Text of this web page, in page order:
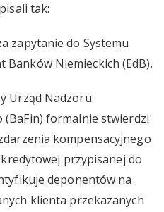
tak:
zapytanie do Systemu
Banków Niemieckich (EdB).
Urząd Nadzoru
(BaFin) formalnie stwierdzi
kompensacyjnego
przypisanej do
deponentów na
klienta przekazanych